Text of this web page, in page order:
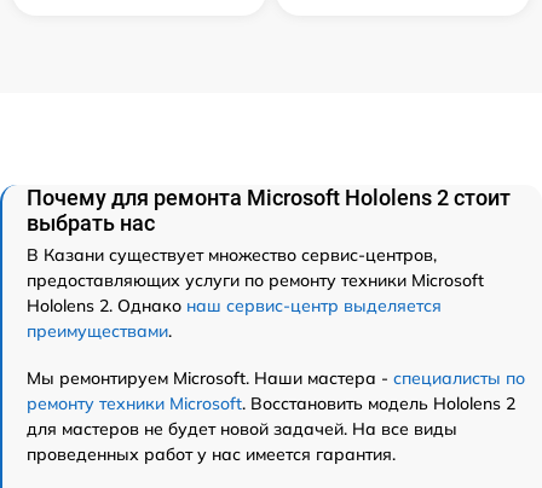
Почему для ремонта Microsoft Hololens 2 стоит
выбрать нас
В Казани существует множество сервис-центров,
предоставляющих услуги по ремонту техники Microsoft
Hololens 2. Однако наш сервис-центр выделяется
преимуществами.
Мы ремонтируем Microsoft. Наши мастера - специалисты по
ремонту техники Microsoft. Восстановить модель Hololens 2
для мастеров не будет новой задачей. На все виды
проведенных работ у нас имеется гарантия.